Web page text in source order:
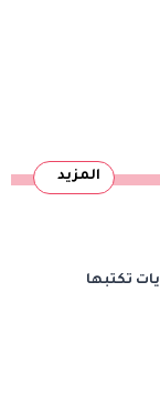
المزيد
تكتبها